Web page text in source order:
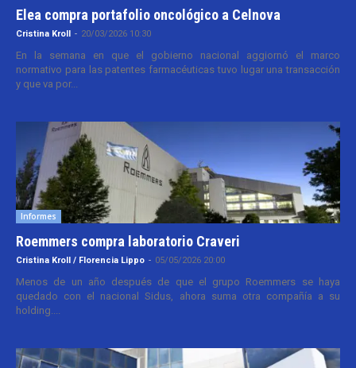
Elea compra portafolio oncológico a Celnova
Cristina Kroll - 20/03/2026 10:30
En la semana en que el gobierno nacional aggiornó el marco
normativo para las patentes farmacéuticas tuvo lugar una transacción
y que va por...
Informes
Roemmers compra laboratorio Craveri
Cristina Kroll / Florencia Lippo - 05/05/2026 20:00
Menos de un año después de que el grupo Roemmers se haya
quedado con el nacional Sidus, ahora suma otra compañía a su
holding....